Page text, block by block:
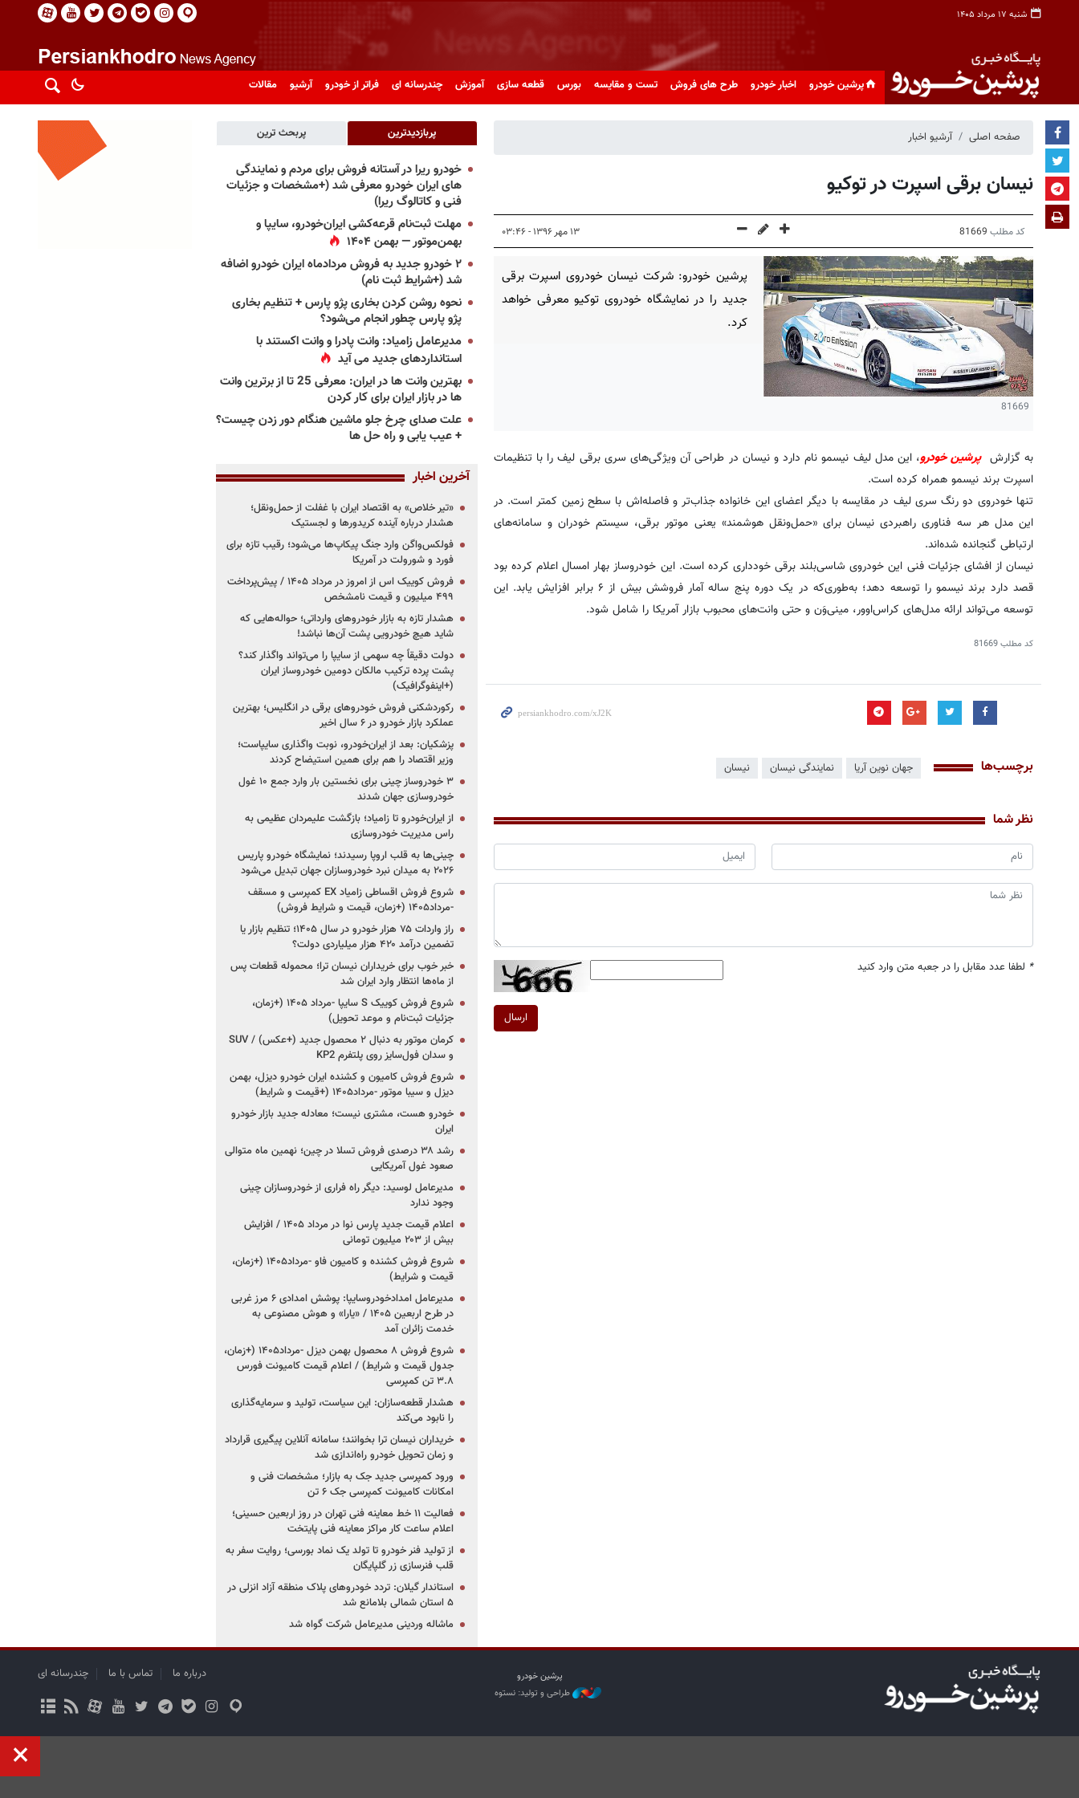
شنبه ۱۷ مرداد ۱۴۰۵
پرشین خودرو اخبار خودرو طرح های فروش تست و مقایسه بورس قطعه سازی آموزش چندرسانه ای فراتر از خودرو آرشیو مقالات
صفحه اصلی آرشیو اخبار
نیسان برقی اسپرت در توکیو
کد مطلب 81669 ۱۳ مهر ۱۳۹۶ - ۰۳:۴۶
81669
پرشین خودرو: شرکت نیسان خودروی اسپرت برقی
جدید را در نمایشگاه خودروی توکیو معرفی خواهد
کرد.
به گزارش پرشین خودرو، این مدل لیف نیسمو نام دارد و نیسان در طراحی آن ویژگی‌های سری برقی لیف را با تنظیمات
اسپرت برند نیسمو همراه کرده است.
تنها خودروی دو رنگ سری لیف در مقایسه با دیگر اعضای این خانواده جذاب‌تر و فاصله‌اش با سطح زمین کمتر است. در
این مدل هر سه فناوری راهبردی نیسان برای «حمل‌و‌نقل هوشمند» یعنی موتور برقی، سیستم خودران و سامانه‌های
ارتباطی گنجانده شده‌اند.
نیسان از افشای جزئیات فنی این خودروی شاسی‌بلند برقی خودداری کرده است. این خودروساز بهار امسال اعلام کرده بود
قصد دارد برند نیسمو را توسعه دهد؛ به‌طوری‌که در یک دوره پنج ساله آمار فروشش بیش از ۶ برابر افزایش یابد. این
توسعه می‌تواند ارائه مدل‌های کراس‌اوور، مینی‌وَن و حتی وانت‌های محبوب بازار آمریکا را شامل شود.
کد مطلب81669
برچسب‌ها جهان نوین آریا نمایندگی نیسان نیسان
نظر شما
* لطفا عدد مقابل را در جعبه متن وارد کنید
ارسال
پربازدیدترین پربحث ترین
خودرو ریرا در آستانه فروش برای مردم و نمایندگی
های ایران خودرو معرفی شد (+مشخصات و جزئیات
فنی و کاتالوگ ریرا)
مهلت ثبت‌نام قرعه‌کشی ایران‌خودرو، سایپا و
بهمن‌موتور — بهمن ۱۴۰۴
۲ خودرو جدید به فروش مردادماه ایران خودرو اضافه
شد (+شرایط ثبت نام)
نحوه روشن کردن بخاری پژو پارس + تنظیم بخاری
پژو پارس چطور انجام می‌شود؟
مدیرعامل زامیاد: وانت پادرا و وانت اکستند با
استانداردهای جدید می آید
بهترین وانت ها در ایران: معرفی 25 تا از برترین وانت
ها در بازار ایران برای کار کردن
علت صدای چرخ جلو ماشین هنگام دور زدن چیست؟
+ عیب یابی و راه حل ها
آخرین اخبار
«تیر خلاص» به اقتصاد ایران با غفلت از حمل‌ونقل؛
هشدار درباره آینده کریدورها و لجستیک
فولکس‌واگن وارد جنگ پیکاپ‌ها می‌شود؛ رقیب تازه برای
فورد و شورولت در آمریکا
فروش کوییک اس از امروز در مرداد ۱۴۰۵ / پیش‌پرداخت
۴۹۹ میلیون و قیمت نامشخص
هشدار تازه به بازار خودروهای وارداتی؛ حواله‌هایی که
شاید هیچ خودرویی پشت آن‌ها نباشد!
دولت دقیقاً چه سهمی از سایپا را می‌تواند واگذار کند؟
پشت پرده ترکیب مالکان دومین خودروساز ایران
(+اینفوگرافیک)
رکوردشکنی فروش خودروهای برقی در انگلیس؛ بهترین
عملکرد بازار خودرو در ۶ سال اخیر
پزشکیان: بعد از ایران‌خودرو، نوبت واگذاری سایپاست؛
وزیر اقتصاد را هم برای همین استیضاح کردند
۳ خودروساز چینی برای نخستین بار وارد جمع ۱۰ غول
خودروسازی جهان شدند
از ایران‌خودرو تا زامیاد؛ بازگشت علیمردان عظیمی به
راس مدیریت خودروسازی
چینی‌ها به قلب اروپا رسیدند؛ نمایشگاه خودرو پاریس
۲۰۲۶ به میدان نبرد خودروسازان جهان تبدیل می‌شود
شروع فروش اقساطی زامیاد EX کمپرسی و مسقف
-مرداد۱۴۰۵ (+زمان، قیمت و شرایط فروش)
راز واردات ۷۵ هزار خودرو در سال ۱۴۰۵؛ تنظیم بازار یا
تضمین درآمد ۴۲۰ هزار میلیاردی دولت؟
خبر خوب برای خریداران نیسان ترا؛ محموله قطعات پس
از ماه‌ها انتظار وارد ایران شد
شروع فروش کوییک S سایپا -مرداد ۱۴۰۵ (+زمان،
جزئیات ثبت‌نام و موعد تحویل)
کرمان موتور به دنبال ۲ محصول جدید (+عکس) / SUV
و سدان فول‌سایز روی پلتفرم KP2
شروع فروش کامیون و کشنده ایران خودرو دیزل، بهمن
دیزل و سیبا موتور -مرداد۱۴۰۵ (+قیمت و شرایط)
خودرو هست، مشتری نیست؛ معادله جدید بازار خودرو
ایران
رشد ۳۸ درصدی فروش تسلا در چین؛ نهمین ماه متوالی
صعود غول آمریکایی
مدیرعامل لوسید: دیگر راه فراری از خودروسازان چینی
وجود ندارد
اعلام قیمت جدید پارس نوا در مرداد ۱۴۰۵ / افزایش
بیش از ۲۰۳ میلیون تومانی
شروع فروش کشنده و کامیون فاو -مرداد۱۴۰۵ (+زمان،
قیمت و شرایط)
مدیرعامل امدادخودروسایپا: پوشش امدادی ۶ مرز غربی
در طرح اربعین ۱۴۰۵ / «یارا» و هوش مصنوعی به
خدمت زائران آمد
شروع فروش ۸ محصول بهمن دیزل -مرداد۱۴۰۵ (+زمان،
جدول قیمت و شرایط) / اعلام قیمت کامیونت فورس
۳.۸ تن کمپرسی
هشدار قطعه‌سازان: این سیاست، تولید و سرمایه‌گذاری
را نابود می‌کند
خریداران نیسان ترا بخوانند؛ سامانه آنلاین پیگیری قرارداد
و زمان تحویل خودرو راه‌اندازی شد
ورود کمپرسی جدید جک به بازار؛ مشخصات فنی و
امکانات کامیونت کمپرسی جک ۶ تن
فعالیت ۱۱ خط معاینه فنی تهران در روز اربعین حسینی؛
اعلام ساعت کار مراکز معاینه فنی پایتخت
از تولید فنر خودرو تا تولد یک نماد بورسی؛ روایت سفر به
قلب فنرسازی زر گلپایگان
استاندار گیلان: تردد خودروهای پلاک منطقه آزاد انزلی در
۵ استان شمالی بلامانع شد
ماشاله وردینی مدیرعامل شرکت گواه شد
پرشین خودرو
طراحی و تولید: نستوه
درباره ما تماس با ما چندرسانه ای